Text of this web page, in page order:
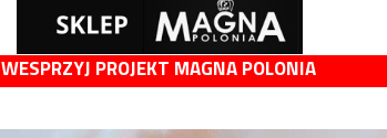
WESPRZYJ PROJEKT MAGNA POLONIA